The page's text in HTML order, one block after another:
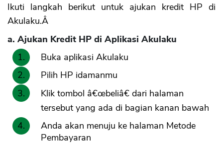
Ikuti langkah berikut untuk ajukan kredit HP di
Akulaku.Â
a. Ajukan Kredit HP di Aplikasi Akulaku
Buka aplikasi Akulaku
Pilih HP idamanmu
Klik tombol â€œbeliâ€ dari halaman
tersebut yang ada di bagian kanan bawah
Anda akan menuju ke halaman Metode
Pembayaran